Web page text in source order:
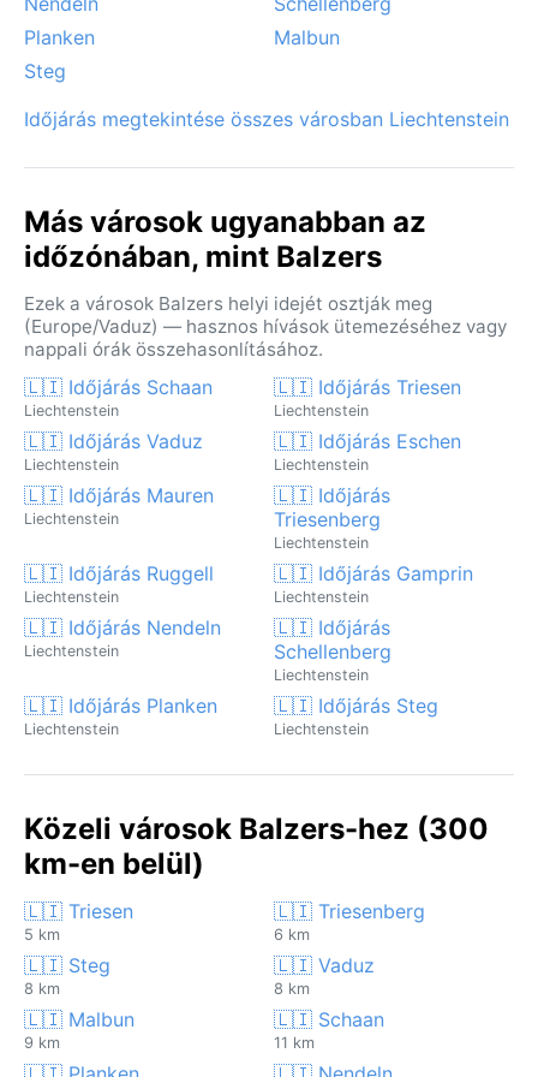
Planken
Malbun
Steg
Időjárás megtekintése összes városban Liechtenstein
Más városok ugyanabban az
időzónában, mint Balzers
Ezek a városok Balzers helyi idejét osztják meg
(Europe/Vaduz) — hasznos hívások ütemezéséhez vagy
nappali órák összehasonlításához.
🇱🇮 Időjárás Schaan
Liechtenstein
🇱🇮 Időjárás Triesen
Liechtenstein
🇱🇮 Időjárás Vaduz
Liechtenstein
🇱🇮 Időjárás Eschen
Liechtenstein
🇱🇮 Időjárás Mauren
Liechtenstein
🇱🇮 Időjárás
Triesenberg
Liechtenstein
🇱🇮 Időjárás Ruggell
Liechtenstein
🇱🇮 Időjárás Gamprin
Liechtenstein
🇱🇮 Időjárás Nendeln
Liechtenstein
🇱🇮 Időjárás
Schellenberg
Liechtenstein
🇱🇮 Időjárás Planken
Liechtenstein
🇱🇮 Időjárás Steg
Liechtenstein
Közeli városok Balzers-hez (300
km-en belül)
🇱🇮 Triesen
5 km
🇱🇮 Triesenberg
6 km
🇱🇮 Steg
8 km
🇱🇮 Vaduz
8 km
🇱🇮 Malbun
9 km
🇱🇮 Schaan
11 km